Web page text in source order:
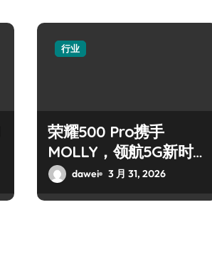
行业
荣耀500 Pro携手
MOLLY，领航5G新时
代！dawei 3 月 31, 2026